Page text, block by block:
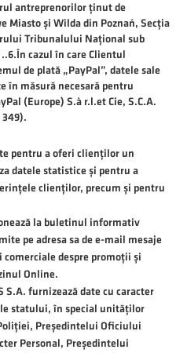
antreprenorilor ținut de
Miasto și Wilda din Poznań, Secția
Tribunalului Național sub
cazul în care Clientul
de plată „PayPal”, datele sale
în măsură necesară pentru
(Europe) S.à r.l.et Cie, S.C.A.
349).
pentru a oferi clienților un
datele statistice și pentru a
clienților, precum și pentru
la buletinul informativ
pe adresa sa de e-mail mesaje
despre promoții și
Online.
S.A. furnizează date cu caracter
statului, în special unităților
Președintelui Oficiului
Personal, Președintelui